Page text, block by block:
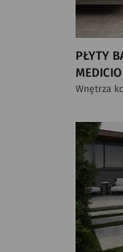
PŁYTY
Wnętrza